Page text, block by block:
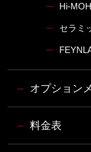
ー Hi-
ー セラミ
ー
ー オプション
ー 料金表